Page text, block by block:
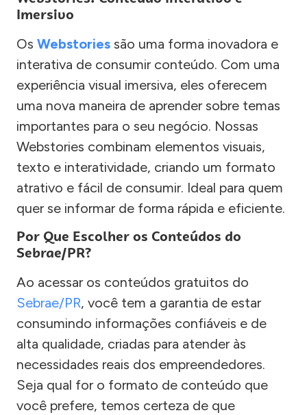
Imersivo
Os Webstories são uma forma inovadora e
interativa de consumir conteúdo. Com uma
experiência visual imersiva, eles oferecem
uma nova maneira de aprender sobre temas
importantes para o seu negócio. Nossas
Webstories combinam elementos visuais,
texto e interatividade, criando um formato
atrativo e fácil de consumir. Ideal para quem
quer se informar de forma rápida e eficiente.
Por Que Escolher os Conteúdos do
Sebrae/PR?
Ao acessar os conteúdos gratuitos do
Sebrae/PR, você tem a garantia de estar
consumindo informações confiáveis e de
alta qualidade, criadas para atender às
necessidades reais dos empreendedores.
Seja qual for o formato de conteúdo que
você prefere, temos certeza de que